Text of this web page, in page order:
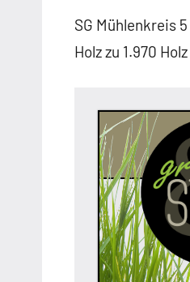
SG Mühlenkreis
Holz zu 1.970